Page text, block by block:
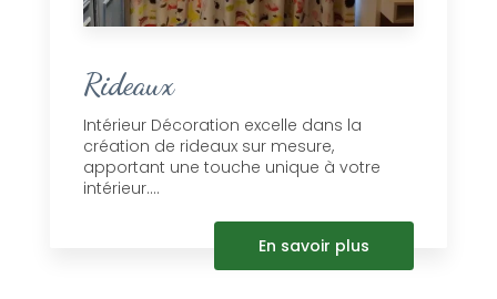
Rideaux
Intérieur Décoration excelle dans la
création de rideaux sur mesure,
apportant une touche unique à votre
intérieur....
En savoir plus